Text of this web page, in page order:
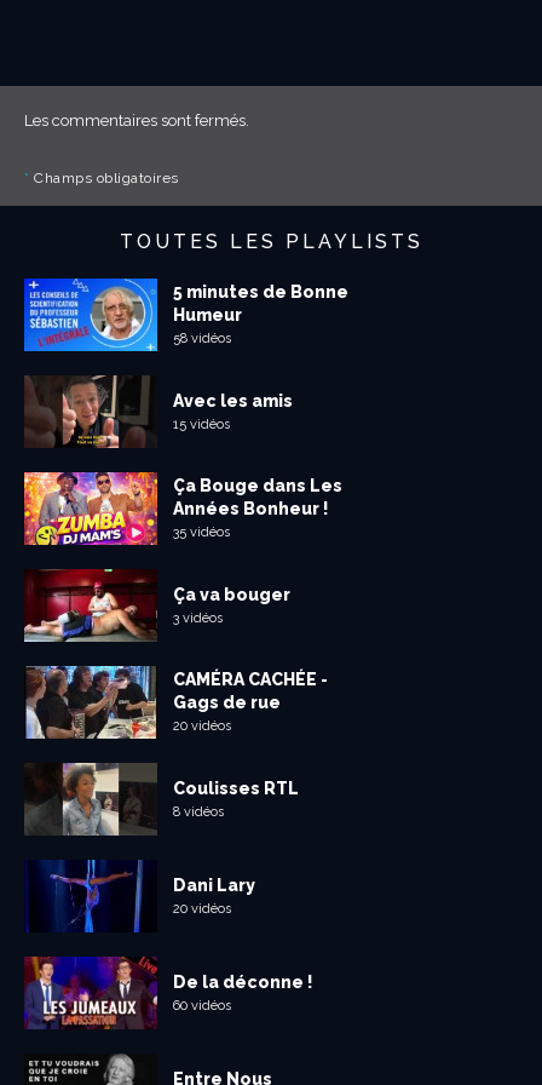
Les commentaires sont fermés.
* Champs obligatoires
TOUTES LES PLAYLISTS
5 minutes de Bonne
Humeur
58 vidéos
Avec les amis
15 vidéos
Ça Bouge dans Les
Années Bonheur !
35 vidéos
Ça va bouger
3 vidéos
CAMÉRA CACHÉE -
Gags de rue
20 vidéos
Coulisses RTL
8 vidéos
Dani Lary
20 vidéos
De la déconne !
60 vidéos
Entre Nous